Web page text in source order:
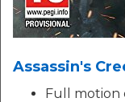
Assassin's
Full motion